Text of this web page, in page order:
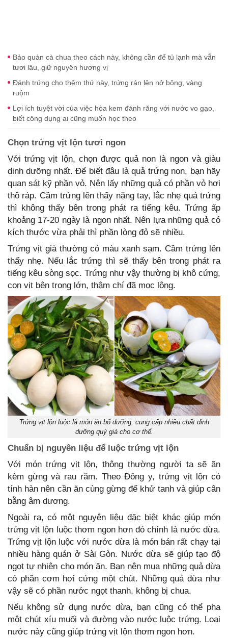
Bảo quản cà chua theo cách này, không cần để tủ lạnh mà vẫn
tươi lâu, giữ nguyên hương vị
Đánh trứng cho thêm thứ này, trứng rán lên nở bông, vàng
ruộm
Lợi ích tuyệt vời của việc hòa kem đánh răng với nước vo gạo,
biết công dụng ai cũng muốn học theo
Chọn trứng vịt lộn tươi ngon
Với trứng vịt lộn, chọn được quả non là ngon và giàu
dinh dưỡng nhất. Để biết đâu là quả trứng non, bạn hãy
quan sát kỹ phần vỏ. Nên lấy những quả có phần vỏ hơi
thô ráp. Cầm trứng lên thấy nặng tay, lắc nhẹ quả trứng
thì không thấy bên trong phát ra tiếng kêu. Trứng ấp
khoảng 17-20 ngày là ngon nhất. Nên lựa những quả có
kích thước vừa phải thì phần lòng đỏ sẽ nhiều.
Trứng vịt già thường có màu xanh sạm. Cầm trứng lên
thấy nhẹ. Nếu lắc trứng thì sẽ thấy bên trong phát ra
tiếng kêu sòng sọc. Trứng như vậy thường bị khô cứng,
con vịt bên trong lớn, thậm chí đã mọc lông.
Trứng vịt lộn luộc là món ăn bổ dưỡng, cung cấp nhiều chất dinh
dưỡng quý giá cho cơ thể.
Chuẩn bị nguyên liệu để luộc trứng vịt lộn
Với món trứng vịt lộn, thông thường người ta sẽ ăn
kèm gừng và rau răm. Theo Đông y, trứng vịt lộn có
tính hàn nên cần ăn cùng gừng để khử tanh và giúp cân
bằng âm dương.
Ngoài ra, có một nguyên liệu đặc biệt khác giúp món
trứng vịt lộn luộc thơm ngon hơn đó chính là nước dừa.
Trứng vịt lộn luộc với nước dừa là món bán rất chạy tại
nhiều hàng quán ở Sài Gòn. Nước dừa sẽ giúp tạo độ
ngọt tự nhiên cho món ăn. Bạn nên mua những quả dừa
có phần cơm hơi cứng một chút. Những quả dừa như
vậy sẽ có phần nước ngọt thanh, không bị chua.
Nếu không sử dụng nước dừa, bạn cũng có thể pha
một chút xíu muối và đường vào nước luộc trứng. Loại
nước này cũng giúp trứng vịt lộn thơm ngon hơn.